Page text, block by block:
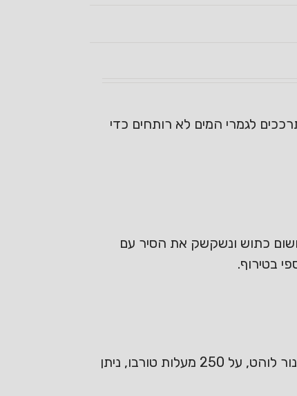
לגמרי המים לא רותחים כדי
כתוש ונשקשק את הסיר עם
בטירוף.
נסדר את התפוא בתבנית שיכולה להכנס לתנור כאשר היא משומנת היטב בשמן זית, נכניס לתנור לוהט, על 250 מעלות טורבו, ניתן